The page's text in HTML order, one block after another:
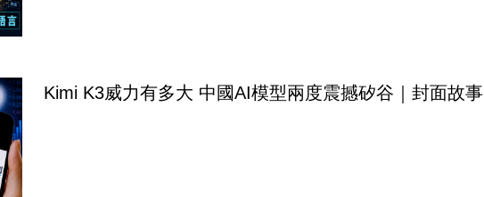
Kimi K3威力有多大 中國AI模型兩度震撼矽谷｜封面故事